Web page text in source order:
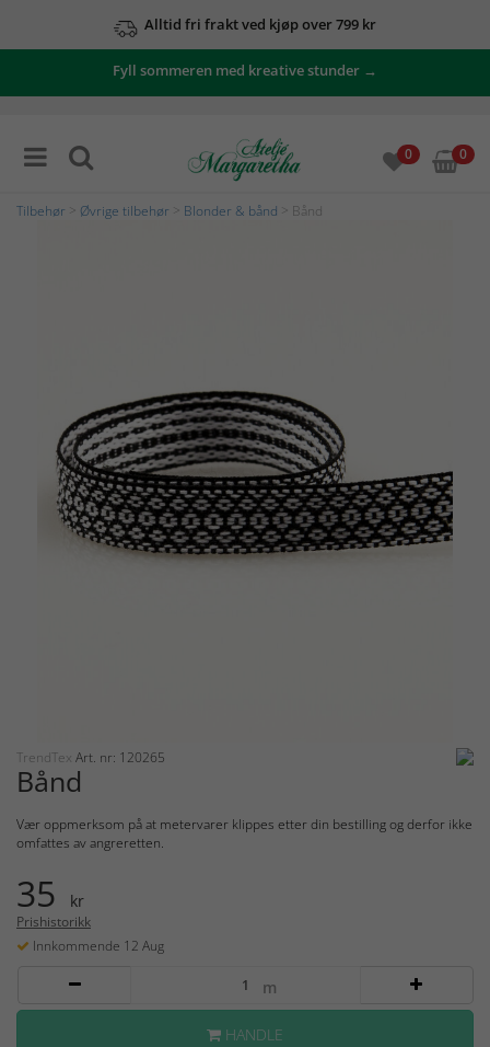
Alltid fri frakt ved kjøp over 799 kr
Fyll sommeren med kreative stunder →
0 0
Tilbehør Øvrige tilbehør Blonder & bånd > Bånd
TrendTex Art. nr: 120265
Bånd
Vær oppmerksom på at metervarer klippes etter din bestilling og derfor ikke
omfattes av angreretten.
35 kr
Prishistorikk
Innkommende 12 Aug
m
HANDLE